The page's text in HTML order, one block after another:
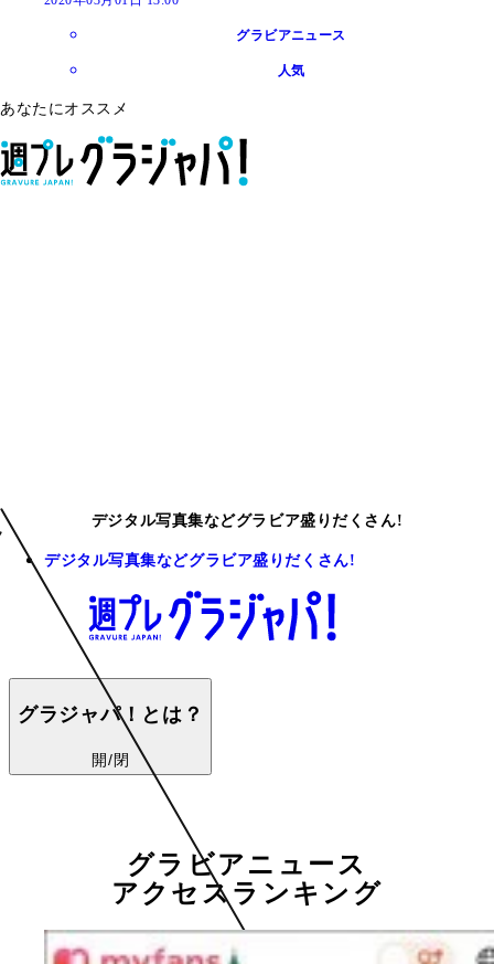
グラビアニュース
人気
あなたにオススメ
デジタル写真集などグラビア盛りだくさん!
デジタル写真集などグラビア盛りだくさん!
グラジャパ！とは？
開/閉
グラビアニュース
アクセスランキング